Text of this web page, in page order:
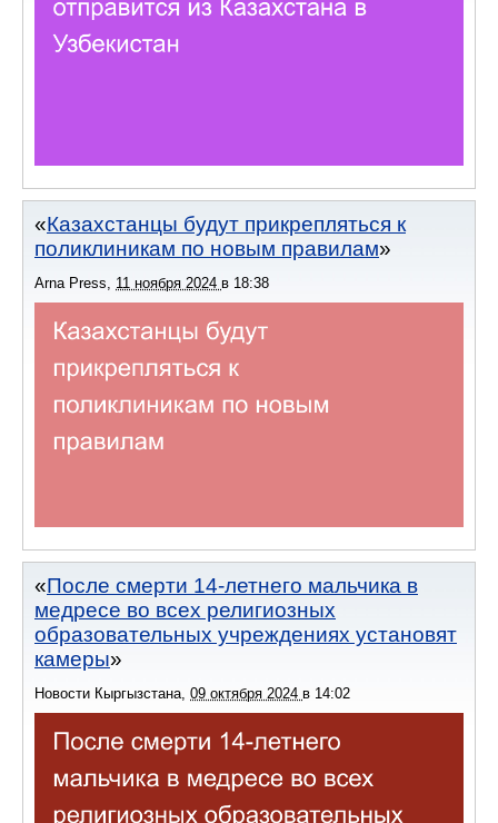
Казахстанцы будут прикрепляться к
поликлиникам по новым правилам
Arna Press, 11 ноября 2024 в 18:38
После смерти 14-летнего мальчика в
медресе во всех религиозных
образовательных учреждениях установят
камеры
Новости Кыргызстана, 09 октября 2024 в 14:02